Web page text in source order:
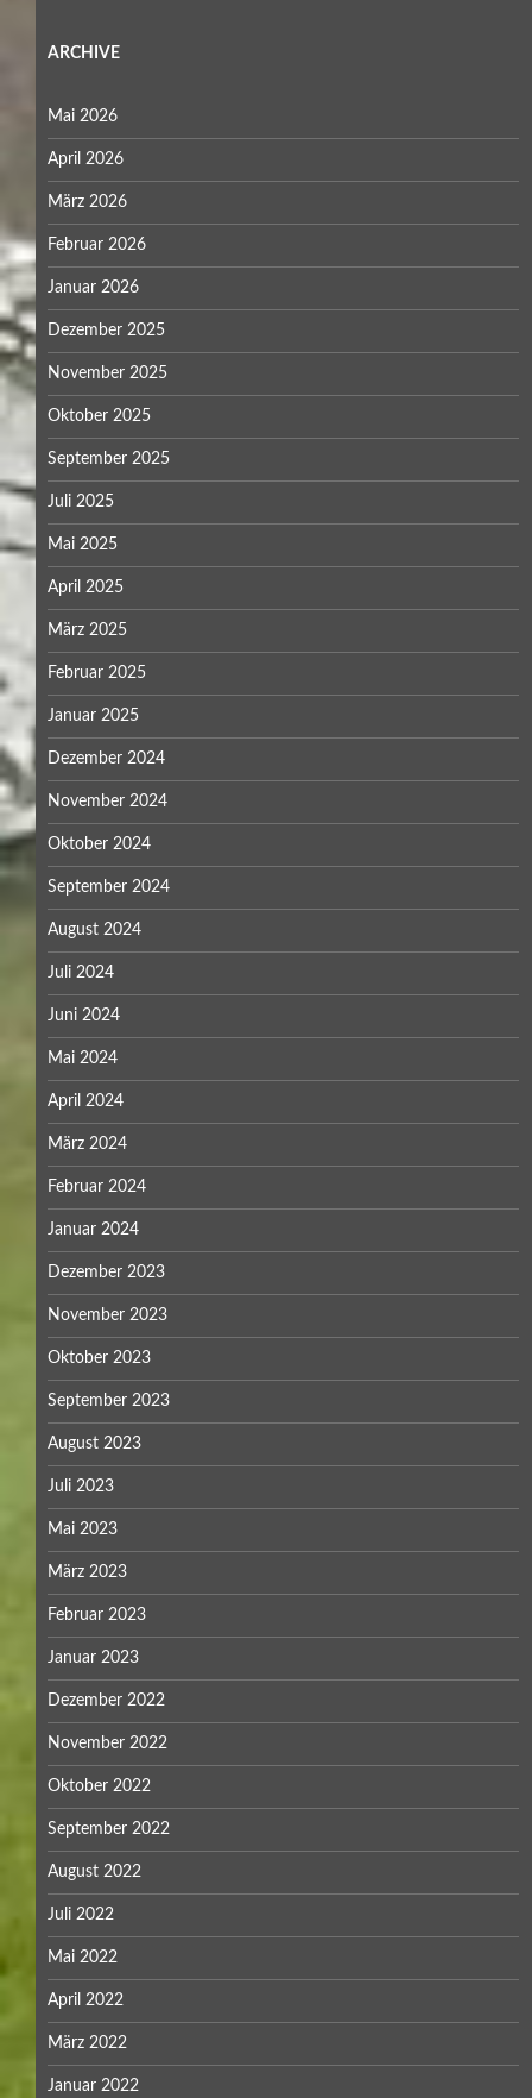
ARCHIVE
Mai 2026
April 2026
März 2026
Februar 2026
Januar 2026
Dezember 2025
November 2025
Oktober 2025
September 2025
Juli 2025
Mai 2025
April 2025
März 2025
Februar 2025
Januar 2025
Dezember 2024
November 2024
Oktober 2024
September 2024
August 2024
Juli 2024
Juni 2024
Mai 2024
April 2024
März 2024
Februar 2024
Januar 2024
Dezember 2023
November 2023
Oktober 2023
September 2023
August 2023
Juli 2023
Mai 2023
März 2023
Februar 2023
Januar 2023
Dezember 2022
November 2022
Oktober 2022
September 2022
August 2022
Juli 2022
Mai 2022
April 2022
März 2022
Januar 2022